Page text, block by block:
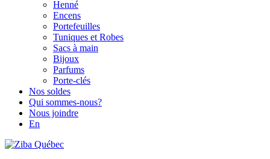
Henné
Encens
Portefeuilles
Tuniques et Robes
Sacs à main
Bijoux
Parfums
Porte-clés
Nos soldes
Qui sommes-nous?
Nous joindre
En